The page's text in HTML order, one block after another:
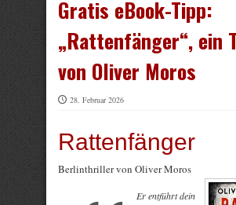
Gratis eBook-Tipp:
„Rattenfänger“, ein
von Oliver Moros
28. Februar 2026
Rattenfänger
Berlinthriller von Oliver Moros
Er entführt dein